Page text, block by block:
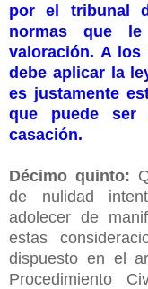
por el tribunal
normas que
valoración. A
debe aplicar la
es justamente
que puede ser
casación.
Décimo quinto:
de nulidad
adolecer de
estas
dispuesto en el
Procedimiento